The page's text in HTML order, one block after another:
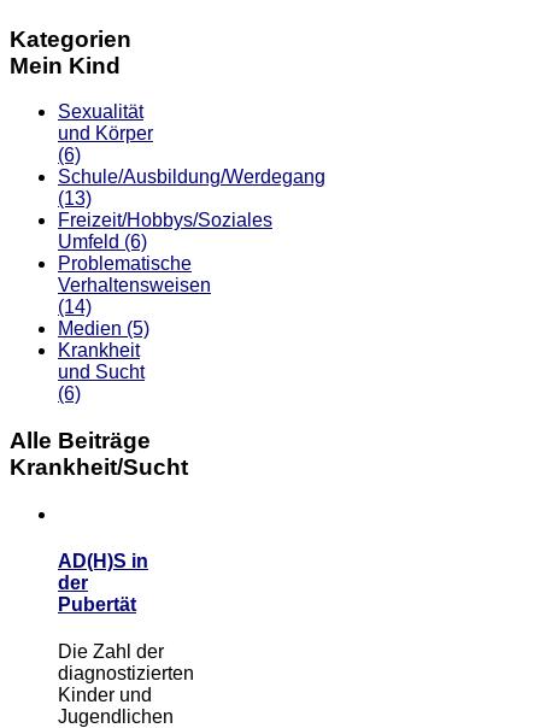
Kategorien
Mein Kind
Sexualität
und Körper
(6)
Schule/Ausbildung/Werdegang
(13)
Freizeit/Hobbys/Soziales
Umfeld (6)
Problematische
Verhaltensweisen
(14)
Medien (5)
Krankheit
und Sucht
(6)
Alle Beiträge
Krankheit/Sucht
AD(H)S in
der
Pubertät
Die Zahl der
diagnostizierten
Kinder und
Jugendlichen